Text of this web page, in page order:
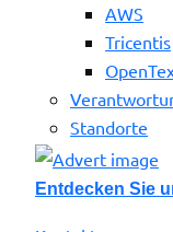
AWS
Tricentis
Standorte
Entdecken Sie